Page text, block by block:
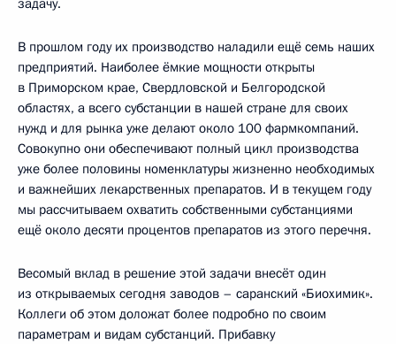
В прошлом году их производство наладили ещё семь наших
предприятий. Наиболее ёмкие мощности открыты
в Приморском крае, Свердловской и Белгородской
областях, а всего субстанции в нашей стране для своих
нужд и для рынка уже делают около 100 фармкомпаний.
Совокупно они обеспечивают полный цикл производства
уже более половины номенклатуры жизненно необходимых
и важнейших лекарственных препаратов. И в текущем году
мы рассчитываем охватить собственными субстанциями
ещё около десяти процентов препаратов из этого перечня.
Весомый вклад в решение этой задачи внесёт один
из открываемых сегодня заводов – саранский «Биохимик».
Коллеги об этом доложат более подробно по своим
параметрам и видам субстанций. Прибавку